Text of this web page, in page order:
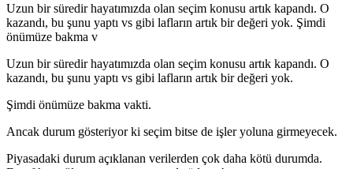
Uzun bir süredir hayatımızda olan seçim konusu artık kapandı. O
kazandı, bu şunu yaptı vs gibi lafların artık bir değeri yok. Şimdi
önümüze bakma v
Uzun bir süredir hayatımızda olan seçim konusu artık kapandı. O
kazandı, bu şunu yaptı vs gibi lafların artık bir değeri yok.
Şimdi önümüze bakma vakti.
Ancak durum gösteriyor ki seçim bitse de işler yoluna girmeyecek.
Piyasadaki durum açıklanan verilerden çok daha kötü durumda.